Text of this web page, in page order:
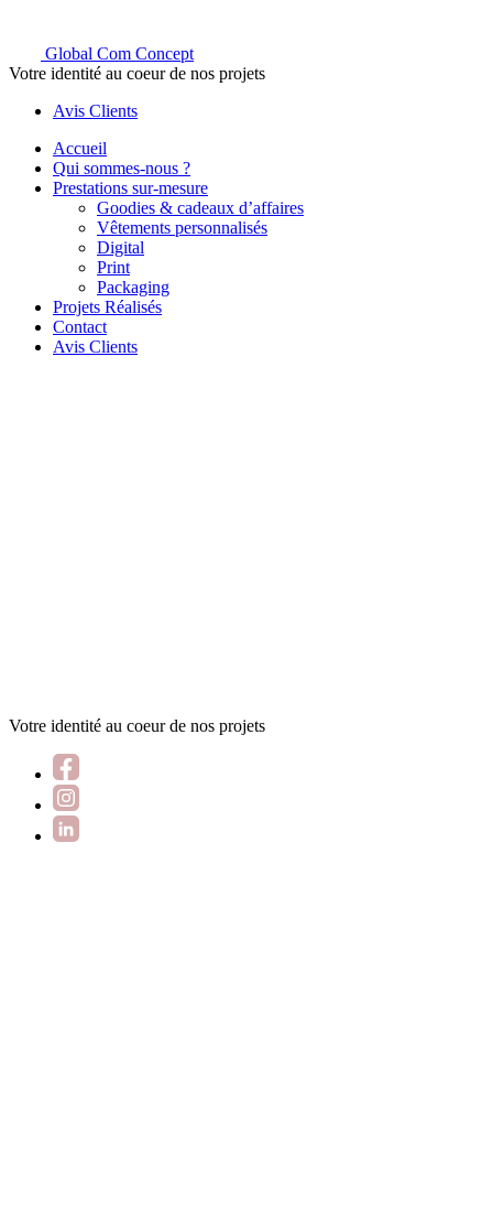
Global Com Concept
Votre identité au coeur de nos projets
Avis Clients
Accueil
Qui sommes-nous ?
Prestations sur-mesure
Goodies & cadeaux d’affaires
Vêtements personnalisés
Digital
Print
Packaging
Projets Réalisés
Contact
Avis Clients
Votre identité au coeur de nos projets